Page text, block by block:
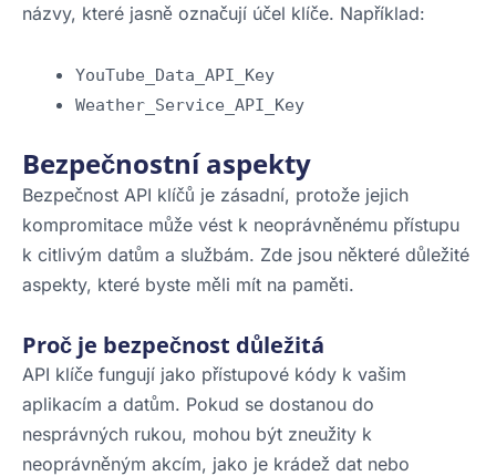
názvy, které jasně označují účel klíče. Například:
YouTube_Data_API_Key
Weather_Service_API_Key
Bezpečnostní aspekty
Bezpečnost API klíčů je zásadní, protože jejich
kompromitace může vést k neoprávněnému přístupu
k citlivým datům a službám. Zde jsou některé důležité
aspekty, které byste měli mít na paměti.
Proč je bezpečnost důležitá
API klíče fungují jako přístupové kódy k vašim
aplikacím a datům. Pokud se dostanou do
nesprávných rukou, mohou být zneužity k
neoprávněným akcím, jako je krádež dat nebo